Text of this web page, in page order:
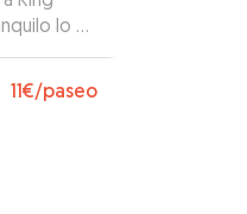
lo he
11€/paseo